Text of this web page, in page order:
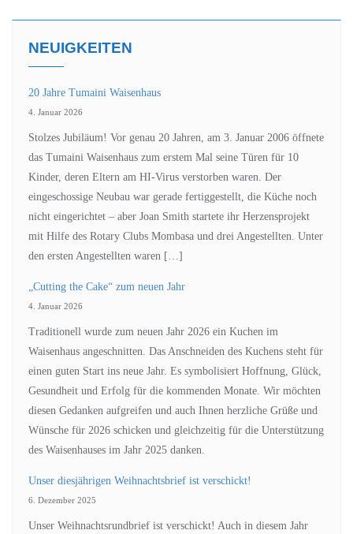
NEUIGKEITEN
20 Jahre Tumaini Waisenhaus
4. Januar 2026
Stolzes Jubiläum! Vor genau 20 Jahren, am 3. Januar 2006 öffnete
das Tumaini Waisenhaus zum erstem Mal seine Türen für 10
Kinder, deren Eltern am HI-Virus verstorben waren. Der
eingeschossige Neubau war gerade fertiggestellt, die Küche noch
nicht eingerichtet – aber Joan Smith startete ihr Herzensprojekt
mit Hilfe des Rotary Clubs Mombasa und drei Angestellten. Unter
den ersten Angestellten waren […]
„Cutting the Cake“ zum neuen Jahr
4. Januar 2026
Traditionell wurde zum neuen Jahr 2026 ein Kuchen im
Waisenhaus angeschnitten. Das Anschneiden des Kuchens steht für
einen guten Start ins neue Jahr. Es symbolisiert Hoffnung, Glück,
Gesundheit und Erfolg für die kommenden Monate. Wir möchten
diesen Gedanken aufgreifen und auch Ihnen herzliche Grüße und
Wünsche für 2026 schicken und gleichzeitig für die Unterstützung
des Waisenhauses im Jahr 2025 danken.
Unser diesjährigen Weihnachtsbrief ist verschickt!
6. Dezember 2025
Unser Weihnachtsrundbrief ist verschickt! Auch in diesem Jahr